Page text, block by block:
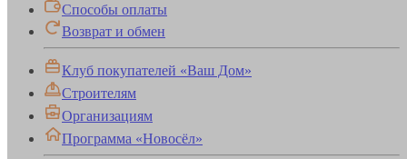
Способы оплаты
Возврат и обмен
Клуб покупателей «Ваш Дом»
Строителям
Организациям
Программа «Новосёл»